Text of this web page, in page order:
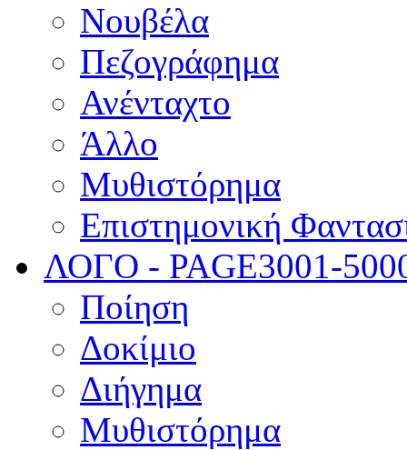
Νουβέλα
Πεζογράφημα
Ανένταχτο
Άλλο
Μυθιστόρημα
Επιστημονική
ΛΟΓΟ - PAGE3001-
Ποίηση
Δοκίμιο
Διήγημα
Μυθιστόρημα